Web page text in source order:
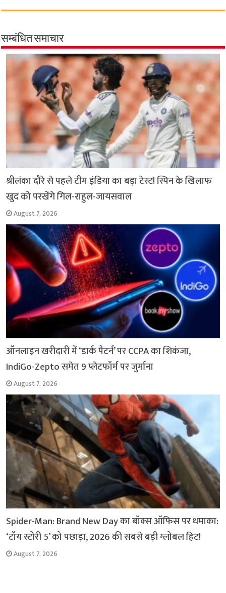
c
b
o
o
a
s
A
p
p
i
t
e
r
l
r
a
m
a
p
i
n
k
a
सम्बंधित समाचार
श्रीलंका दौरे से पहले टीम इंडिया का बड़ा टेस्ट! स्पिन के खिलाफ
खुद को परखेंगे गिल-राहुल-जायसवाल
August 7, 2026
ऑनलाइन खरीदारी में ‘डार्क पैटर्न’ पर CCPA का शिकंजा,
IndiGo-Zepto समेत 9 प्लेटफॉर्म पर जुर्माना
August 7, 2026
Spider-Man: Brand New Day का बॉक्स ऑफिस पर धमाका:
‘टॉय स्टोरी 5’ को पछाड़ा, 2026 की सबसे बड़ी ग्लोबल हिट!
August 7, 2026